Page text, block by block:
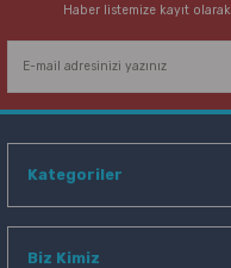
Haber listemize kayıt
Kategoriler
Biz Kimiz